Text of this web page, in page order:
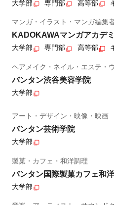
大学部 専門部 高等部
マンガ・イラスト・マンガ編集
KADOKAWAマンガアカデ
大学部 専門部 高等部
ヘアメイク・ネイル・エステ・
バンタン渋谷美容学院
大学部
アート・デザイン・映像・映画
バンタン芸術学院
大学部
製菓・カフェ・和洋調理
バンタン国際製菓カフェ和
大学部